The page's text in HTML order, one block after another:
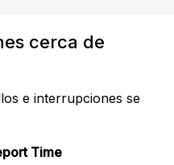
cerca de
e interrupciones se
Time